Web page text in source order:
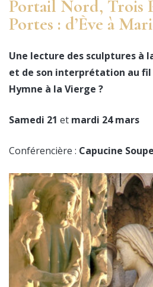
Portail Nord, Trois
Portes : d’Ève à
Une lecture des sculptures à
et de son interprétation au fil
Hymne à la Vierge ?
Samedi 21 et mardi 24 mars
Conférencière : Capucine